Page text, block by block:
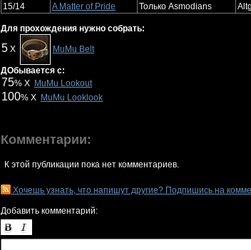
15/14
A Matter of Pride Только Asmodians
Для прохождения нужно собрать:
5 X MuMu Belt
ДОбывается с:
75% X MuMu Lookout
100% X MuMu Looklook
Комментарии:
К этой публикации пока нет комментариев.
Хочешь узнать, что напишут другие? Подпишись на
Добавить комментарий: